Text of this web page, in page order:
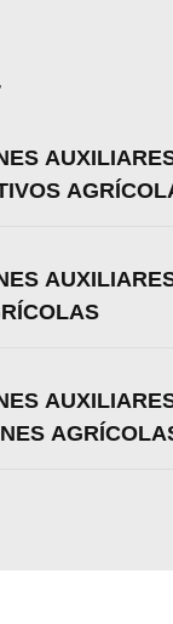
cookies para
más sobre